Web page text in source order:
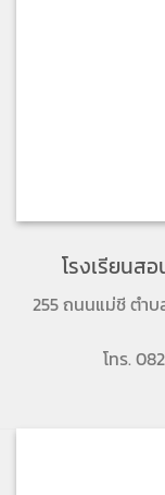
โรงเรียนส
255 ถนนแม่ชี ตำบ
โทร.